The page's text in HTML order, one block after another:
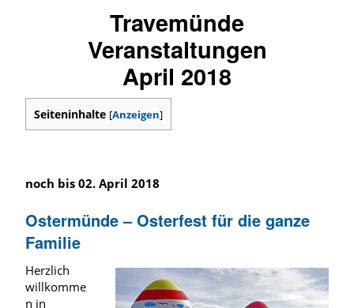
Travemünde
Veranstaltungen
April 2018
Seiteninhalte [Anzeigen]
noch bis 02. April 2018
Ostermünde – Osterfest für die ganze
Familie
Herzlich
willkomme
n in